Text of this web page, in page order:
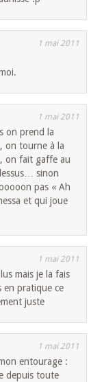
1 mai 2011
1 mai 2011
on prend la
on tourne à la
on fait gaffe au
sinon
pas « Ah
et qui joue
1 mai 2011
mais je la fais
en pratique ce
juste
1 mai 2011
entourage :
depuis toute